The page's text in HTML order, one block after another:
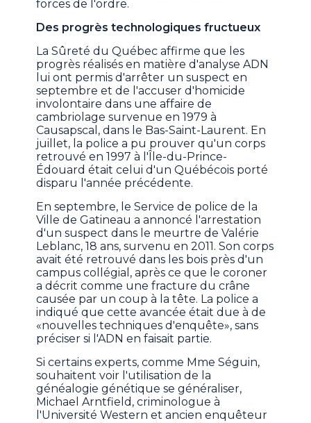
forces de l'ordre.
Des progrès technologiques fructueux
La Sûreté du Québec affirme que les
progrès réalisés en matière d'analyse ADN
lui ont permis d'arrêter un suspect en
septembre et de l'accuser d'homicide
involontaire dans une affaire de
cambriolage survenue en 1979 à
Causapscal, dans le Bas-Saint-Laurent. En
juillet, la police a pu prouver qu'un corps
retrouvé en 1997 à l'Île-du-Prince-
Édouard était celui d'un Québécois porté
disparu l'année précédente.
En septembre, le Service de police de la
Ville de Gatineau a annoncé l'arrestation
d'un suspect dans le meurtre de Valérie
Leblanc, 18 ans, survenu en 2011. Son corps
avait été retrouvé dans les bois près d'un
campus collégial, après ce que le coroner
a décrit comme une fracture du crâne
causée par un coup à la tête. La police a
indiqué que cette avancée était due à de
«nouvelles techniques d'enquête», sans
préciser si l'ADN en faisait partie.
Si certains experts, comme Mme Séguin,
souhaitent voir l'utilisation de la
généalogie génétique se généraliser,
Michael Arntfield, criminologue à
l'Université Western et ancien enquêteur